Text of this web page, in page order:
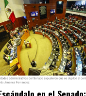
en el Senado: